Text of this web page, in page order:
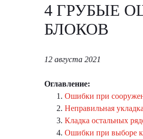
4 ГРУБЫЕ
БЛОКОВ
12 августа 2021
Оглавление:
Ошибки при
Неправильная
Кладка остальных
Ошибки при выборе